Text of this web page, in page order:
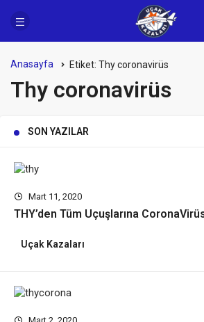
Anasayfa Etiket: Thy coronavirüs
Thy coronavirüs
SON YAZILAR
Mart 11, 2020
THY’den Tüm Uçuşlarına
Uçak Kazaları